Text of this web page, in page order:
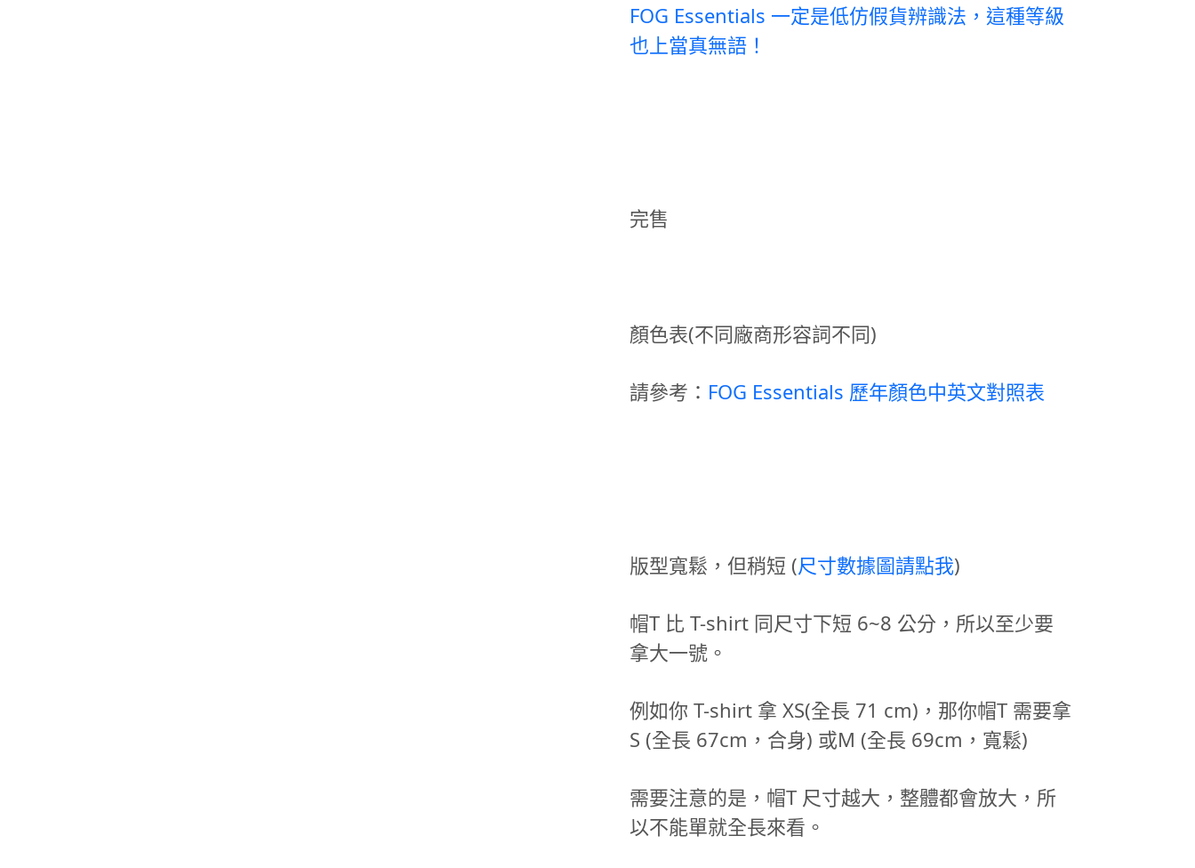
FOG Essentials 一定是低仿假貨辨識法，這種等級
也上當真無語！
完售
顏色表(不同廠商形容詞不同)
請參考： FOG Essentials 歷年顏色中英文對照表
版型寬鬆，但稍短 (尺寸數據圖請點我)
帽T 比 T-shirt 同尺寸下短 6~8 公分，所以至少要
拿大一號。
例如你 T-shirt 拿 XS(全長 71 cm)，那你帽T 需要拿
S (全長 67cm，合身) 或M (全長 69cm，寬鬆)
需要注意的是，帽T 尺寸越大，整體都會放大，所
以不能單就全長來看。